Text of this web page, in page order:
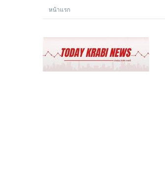
หน้าแรก